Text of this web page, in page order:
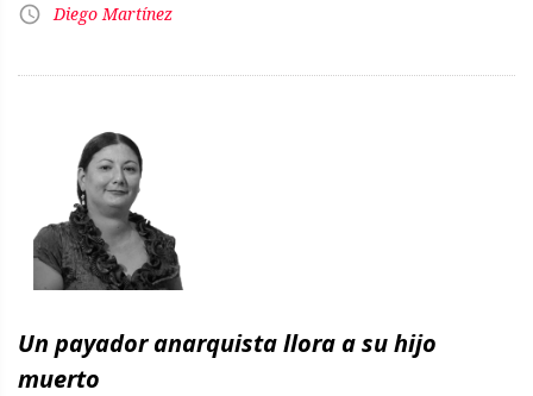
Diego Martínez
Un payador anarquista llora a su hijo
muerto